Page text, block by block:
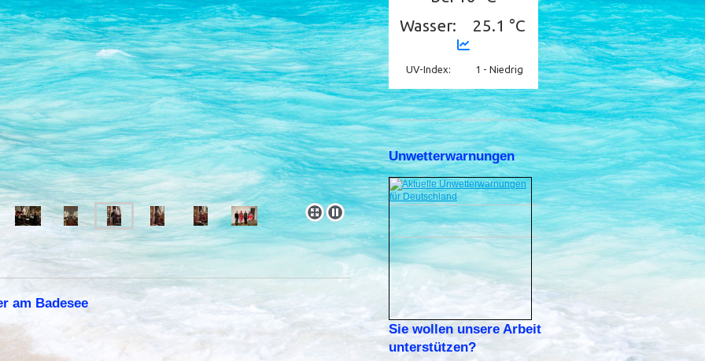
am Badesee
Unwetterwarnungen
Sie wollen unsere Arbeit
unterstützen?